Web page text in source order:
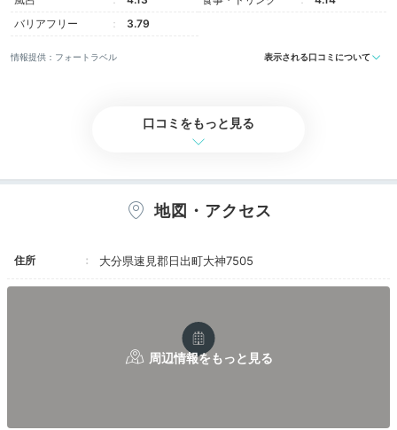
り難かったのと海が見られて子どもが喜んでいました。
干潮で、しま模様の砂浜が現れて色んな海の顔を見られ
ホテルのプールで
バリアフリー
3.79
情報提供：フォートラベル 表示される口コミについて
口コミをもっと見る
地図・アクセス
住所 大分県速見郡日出町大神7505